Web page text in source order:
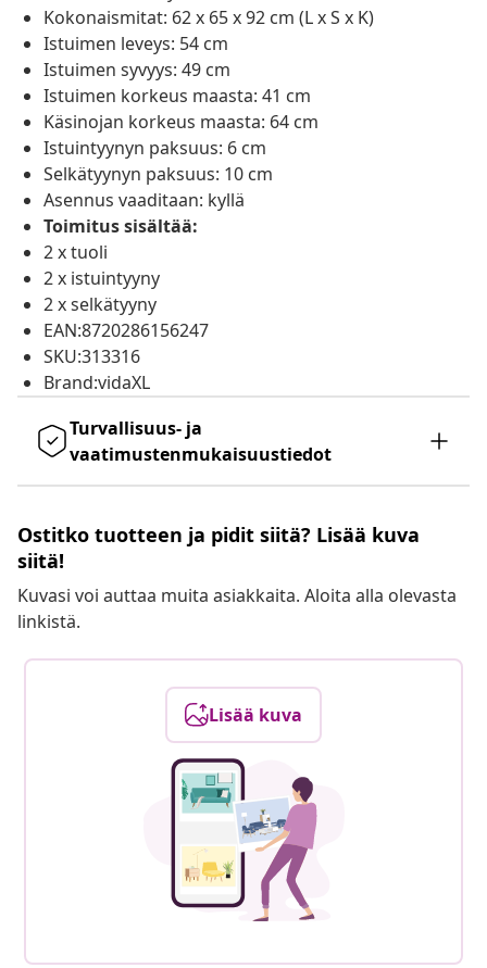
Kokonaismitat: 62 x 65 x 92 cm (L x S x K)
Istuimen leveys: 54 cm
Istuimen syvyys: 49 cm
Istuimen korkeus maasta: 41 cm
Käsinojan korkeus maasta: 64 cm
Istuintyynyn paksuus: 6 cm
Selkätyynyn paksuus: 10 cm
Asennus vaaditaan: kyllä
Toimitus sisältää:
2 x tuoli
2 x istuintyyny
2 x selkätyyny
EAN:8720286156247
SKU:313316
Brand:vidaXL
Turvallisuus- ja
vaatimustenmukaisuustiedot
Ostitko tuotteen ja pidit siitä? Lisää kuva
siitä!
Kuvasi voi auttaa muita asiakkaita. Aloita alla olevasta
linkistä.
Lisää kuva